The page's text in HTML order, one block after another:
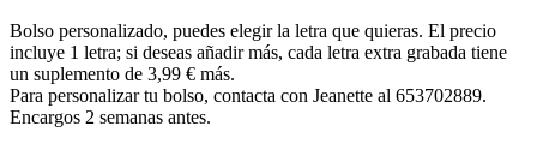
Bolso personalizado, puedes elegir la letra que quieras. El precio
incluye 1 letra; si deseas añadir más, cada letra extra grabada tiene
un suplemento de 3,99 € más.
Para personalizar tu bolso, contacta con Jeanette al 653702889.
Encargos 2 semanas antes.